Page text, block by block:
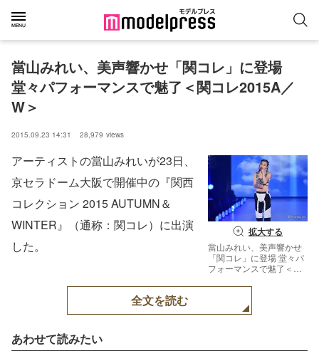
當山みれい、美声響かせ「関コレ」に登場
堂々パフォーマンスで魅了＜関コレ2015A／
W＞
2015.09.23 14:31 28,979 views
拡大する
當山みれい、美声響かせ
「関コレ」に登場 堂々パ
フォーマンスで魅了＜関
ルプレス】
アーティストの當山みれいが23日、
京セラドーム大阪で開催中の『関西
コレクション 2015 AUTUMN＆
WINTER』（通称：関コレ）に出演
した。
全文を読む
あわせて読みたい